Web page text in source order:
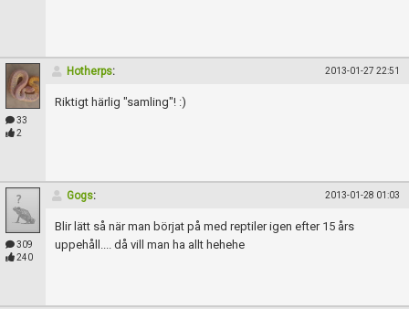
33
2
Hotherps: 2013-01-27 22:51
Riktigt härlig "samling"! :)
309
240
Gogs: 2013-01-28 01:03
Blir lätt så när man börjat på med reptiler igen efter 15 års
uppehåll.... då vill man ha allt hehehe